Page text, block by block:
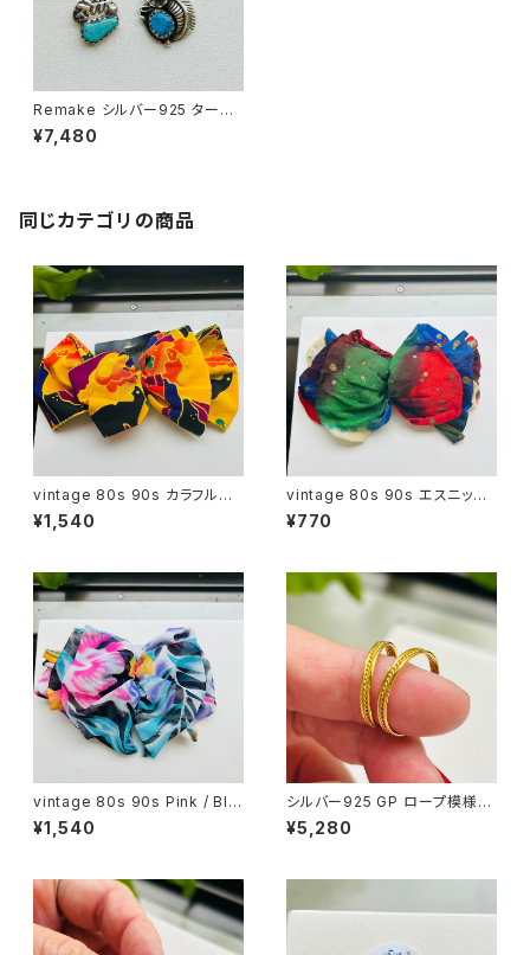
Remake シルバー925 ターコ
イズチャーム（バラ売り）
¥7,480
同じカテゴリの商品
vintage 80s 90s カラフルリ
ボンバレッタ
¥1,540
vintage 80s 90s エスニック
シフォンリボンバレッタ
¥770
vintage 80s 90s Pink / Blu
e / Black シフォンリボンバレッ
タ
¥1,540
シルバー925 GP ロープ模様リ
ング（バラ売り）
¥5,280